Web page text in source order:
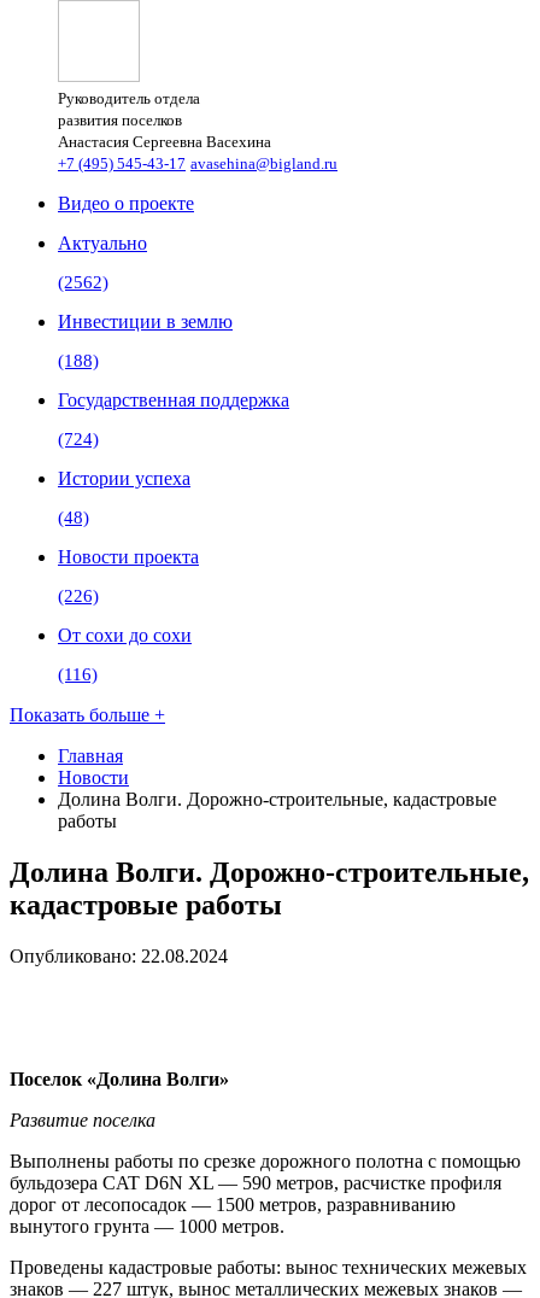
Руководитель отдела
развития поселков
Анастасия Сергеевна Васехина
+7 (495) 545-43-17 avasehina@bigland.ru
Видео о проекте
Актуально
(2562)
Инвестиции в землю
(188)
Государственная поддержка
(724)
Истории успеха
(48)
Новости проекта
(226)
От сохи до сохи
(116)
Показать больше +
Главная
Новости
Долина Волги. Дорожно-строительные, кадастровые
работы
Долина Волги. Дорожно-строительные,
кадастровые работы
Опубликовано: 22.08.2024
Поселок «Долина Волги»
Развитие поселка
Выполнены работы по срезке дорожного полотна с помощью
бульдозера CAT D6N XL — 590 метров, расчистке профиля
дорог от лесопосадок — 1500 метров, разравниванию
вынутого грунта — 1000 метров.
Проведены кадастровые работы: вынос технических межевых
знаков — 227 штук, вынос металлических межевых знаков —